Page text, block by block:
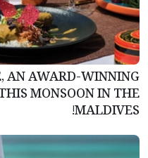
AN AWARD-WINNING
MONSOON IN THE
MALDIVES!